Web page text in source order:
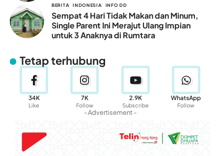
BERITA INDONESIA INFO DD
Sempat 4 Hari Tidak Makan dan Minum,
Single Parent Ini Merajut Ulang Impian
untuk 3 Anaknya di Rumtara
Tetap terhubung
34K
Like
7K
Follow
2.9K
Subscribe
WhatsApp
Follow
- Advertisement -